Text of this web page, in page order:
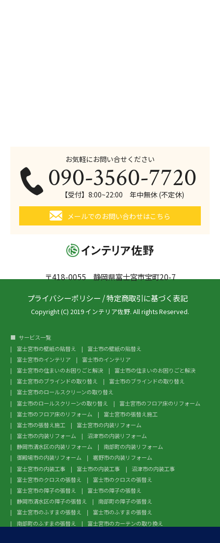
〒418-0055 静岡県富士宮市宝町20-7
お気軽にお問い合せください
090-3560-7720
【受付】8:00~22:00 年中無休 (不定休)
メールでのお問い合わせはこちら
プライバシーポリシー /特定商取引に基づく表記
Copyright (C) 2019 インテリア佐野. All rights Reserved.
サービス一覧
富士宮市の壁紙の貼替え
富士市の壁紙の貼替え
富士宮市のインテリア
富士市のインテリア
富士宮市の住まいのお困りごと解決
富士市の住まいのお困りごと解決
富士宮市のブラインドの取り替え
富士市のブラインドの取り替え
富士宮市のロールスクリーンの取り替え
富士市のロールスクリーンの取り替え
富士宮市のフロア床のリフォーム
富士市のフロア床のリフォーム
富士宮市の張替え施工
富士市の張替え施工
富士宮市の内装リフォーム
富士市の内装リフォーム
沼津市の内装リフォーム
静岡市清水区の内装リフォーム
南部町の内装リフォーム
御殿場市の内装リフォーム
裾野市の内装リフォーム
富士宮市の内装工事
富士市の内装工事
沼津市の内装工事
富士宮市のクロスの張替え
富士市のクロスの張替え
富士宮市の障子の張替え
富士市の障子の張替え
静岡市清水区の障子の張替え
南部町の障子の張替え
富士宮市のふすまの張替え
富士市のふすまの張替え
南部町のふすまの張替え
富士宮市のカーテンの取り換え